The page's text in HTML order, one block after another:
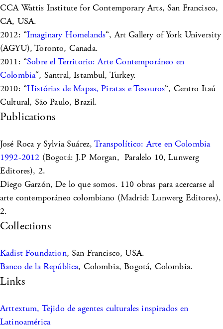
CCA Wattis Institute for Contemporary Arts, San Francisco,
CA, USA.
2012: “Imaginary Homelands“, Art Gallery of York University
(AGYU), Toronto, Canada.
2011: “Sobre el Territorio: Arte Contemporáneo en
Colombia“, Santral, Istambul, Turkey.
2010: “Histórias de Mapas, Piratas e Tesouros“, Centro Itaú
Cultural, São Paulo, Brazil.
Publications
José Roca y Sylvia Suárez, Transpolítico: Arte en Colombia
1992-2012 (Bogotá: J.P Morgan, Paralelo 10, Lunwerg
Editores), 2.
Diego Garzón, De lo que somos. 110 obras para acercarse al
arte contemporáneo colombiano (Madrid: Lunwerg Editores),
2.
Collections
Kadist Foundation, San Francisco, USA.
Banco de la República, Colombia, Bogotá, Colombia.
Links
Arttextum, Tejido de agentes culturales inspirados en
Latinoamérica